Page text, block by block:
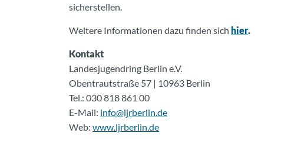
sicherstellen.
Weitere Informationen dazu finden sich hier.
Kontakt
Landesjugendring Berlin e.V.
Obentrautstraße 57 | 10963 Berlin
Tel.: 030 818 861 00
E-Mail: info@ljrberlin.de
Web: www.ljrberlin.de